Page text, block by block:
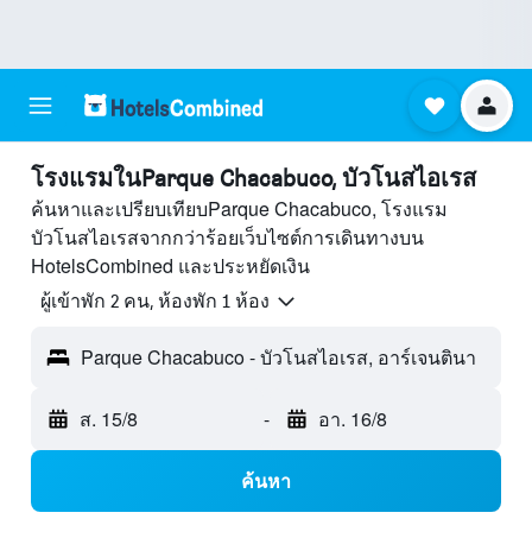
โรงแรมในParque Chacabuco, บัวโนสไอเรส
ค้นหาและเปรียบเทียบParque Chacabuco, โรงแรม
บัวโนสไอเรสจากกว่าร้อยเว็บไซต์การเดินทางบน
HotelsCombined และประหยัดเงิน
ผู้เข้าพัก 2 คน, ห้องพัก 1 ห้อง
Parque Chacabuco - บัวโนสไอเรส, อาร์เจนตินา
ส. 15/8 - อา. 16/8
ค้นหา